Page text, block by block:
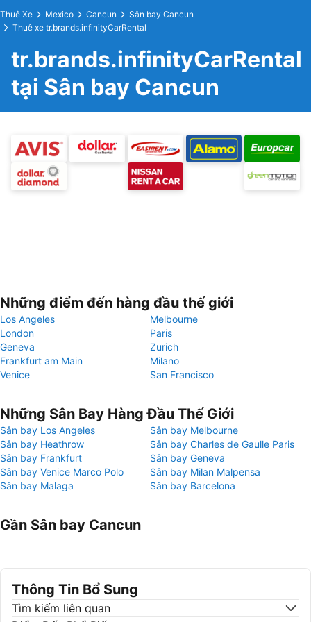
Thuê Xe Mexico Cancun
Sân bay Cancun
Thuê xe tr.brands.infinityCarRental
tr.brands.infinityCarRental
tại Sân bay Cancun
Những điểm đến hàng đầu thế giới
Los Angeles
Melbourne
London
Paris
Geneva
Zurich
Frankfurt am Main
Milano
Venice
San Francisco
Những Sân Bay Hàng Đầu Thế Giới
Sân bay Los Angeles
Sân bay Melbourne
Sân bay Heathrow
Sân bay Charles de Gaulle Paris
Sân bay Frankfurt
Sân bay Geneva
Sân bay Venice Marco Polo
Sân bay Milan Malpensa
Sân bay Malaga
Sân bay Barcelona
Gần Sân bay Cancun
Thông Tin Bổ Sung
Tìm kiếm liên quan